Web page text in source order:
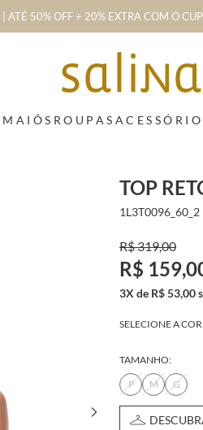
ATÉ 50% OFF + 20% EXTRA COM O
MAIÔS ROUPAS
TOP
1L3T0096_60_2
R$ 319,00
R$
3X de R$ 53,00
SELECIONE A
TAMANHO:
P
M G